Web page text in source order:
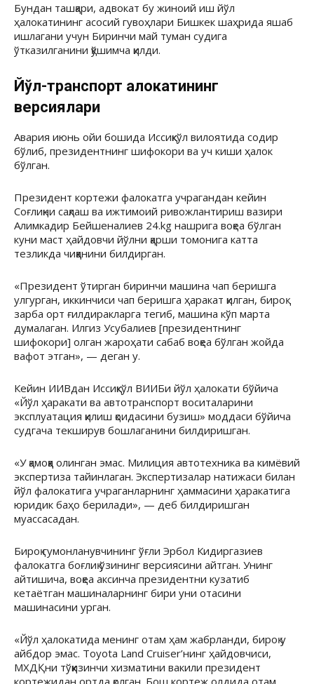
Бундан ташқари, адвокат бу жиноий иш йўл
ҳалокатининг асосий гувоҳлари Бишкек шаҳрида яшаб
ишлагани учун Биринчи май туман судига
ўтказилганини қўшимча қилди.
Йўл-транспорт ҳалокатининг
версиялари
Авария июнь ойи бошида Иссиқкўл вилоятида содир
бўлиб, президентнинг шифокори ва уч киши ҳалок
бўлган.
Президент кортежи фалокатга учрагандан кейин
Соғлиқни сақлаш ва ижтимоий ривожлантириш вазири
Алимкадир Бейшеналиев 24.kg нашрига воқеа бўлган
куни маст ҳайдовчи йўлни қарши томонига катта
тезликда чиққанини билдирган.
«Президент ўтирган биринчи машина чап беришга
улгурган, иккинчиси чап беришга ҳаракат қилган, бироқ
зарба орт ғилдиракларга тегиб, машина кўп марта
думалаган. Илгиз Усубалиев [президентнинг
шифокори] олган жароҳати сабаб воқеа бўлган жойда
вафот этган», — деган у.
Кейин ИИВдан Иссиқкўл ВИИБи йўл ҳалокати бўйича
«Йўл ҳаракати ва автотранспорт воситаларини
эксплуатация қилиш қоидасини бузиш» моддаси бўйича
судгача текширув бошлаганини билдиришган.
«У қамоққа олинган эмас. Милиция автотехника ва кимёвий
экспертиза тайинлаган. Экспертизалар натижаси билан
йўл фалокатига учраганларнинг ҳаммасини ҳаракатига
юридик баҳо берилади», — деб билдиришган
муассасадан.
Бироқ гумонланувчининг ўғли Эрбол Кидиргазиев
фалокатга боғлиқ ўзининг версиясини айтган. Унинг
айтишича, воқеа аксинча президентни кузатиб
кетаётган машиналарнинг бири уни отасини
машинасини урган.
«Йўл ҳалокатида менинг отам ҳам жабрланди, бироқ у
айбдор эмас. Toyota Land Cruiser’нинг ҳайдовчиси,
МХДҚни тўққизинчи хизматини вакили президент
кортежидан ортда қолган. Бош кортеж олдида отам